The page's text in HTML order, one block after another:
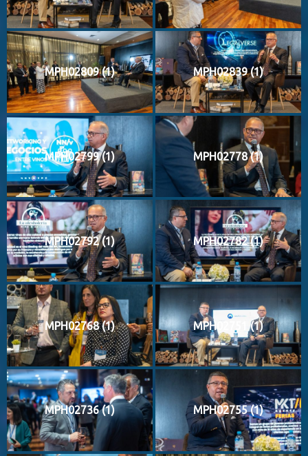
MPH02809 (1) MPH02839 (1)
MPH02799 (1) MPH02778 (1)
MPH02792 (1) MPH02782 (1)
MPH02768 (1) MPH02751 (1)
MPH02736 (1) MPH02755 (1)